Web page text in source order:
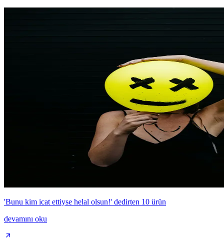
'Bunu kim icat ettiyse helal olsun!' dedirten 10 ürün
devamını oku